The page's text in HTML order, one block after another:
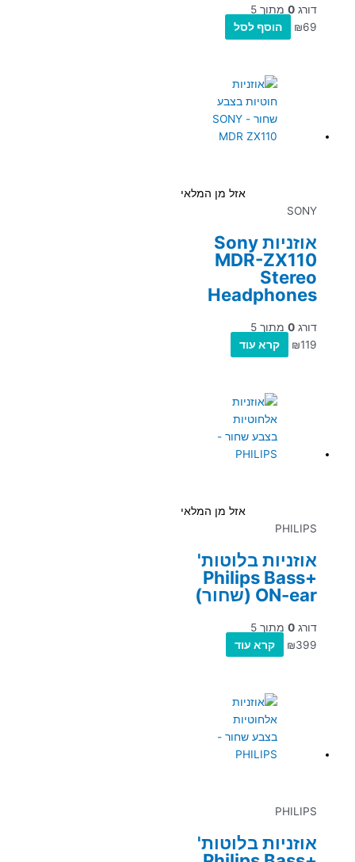
דורג 0 מתוך 5
₪69 הוסף לסל
אזל מן המלאי
SONY
אוזניות Sony
MDR-ZX110
Stereo
Headphones
דורג 0 מתוך 5
₪119 קרא עוד
אזל מן המלאי
PHILIPS
אוזניות בלוטות'
Philips Bass+
ON-ear (שחור)
דורג 0 מתוך 5
₪399 קרא עוד
PHILIPS
אוזניות בלוטות'